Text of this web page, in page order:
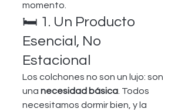
momento.
🛏️ 1. Un Producto
Esencial, No
Estacional
Los colchones no son un lujo: son
una necesidad básica . Todos
necesitamos dormir bien, y la